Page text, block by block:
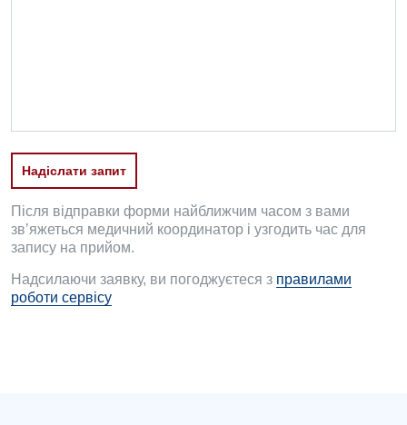
Терапевтичне відділення
Терапія
Травматологічне відділення
Урологічне відділення
Надіслати запит
Після відправки форми найближчим часом з вами
зв’яжеться медичний координатор і узгодить час для
запису на прийом.
Надсилаючи заявку, ви погоджуєтеся з правилами
роботи сервісу